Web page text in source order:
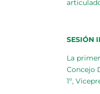
SESIÓN
La
Concejo
1º,